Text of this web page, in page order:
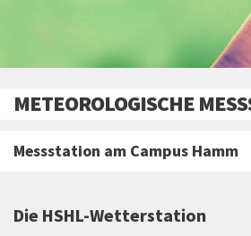
METEOROLOGISCHE
Messstation am Campus Hamm
Die HSHL-Wetterstation